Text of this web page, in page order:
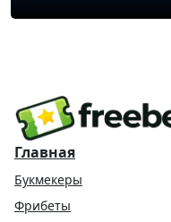
Главная
Букмекеры
Фрибеты